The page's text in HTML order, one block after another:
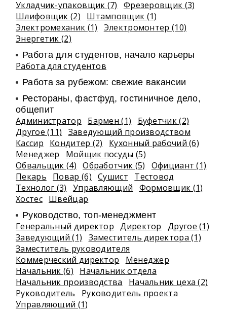
Укладчик-упаковщик (7)
Фрезеровщик (3)
Шлифовщик (2)
Штамповщик (1)
Электромеханик (1)
Электромонтер (10)
Энергетик (2)
Работа для студентов, начало карьеры
Работа для студентов
Работа за рубежом: свежие вакансии
Рестораны, фастфуд, гостиничное дело,
общепит
Администратор Бармен (1)
Буфетчик (2)
Другое (11)
Заведующий производством
Кассир
Кондитер (2)
Кухонный рабочий (6)
Менеджер
Мойщик посуды (5)
Обвальщик (4)
Обработчик (5)
Официант (1)
Пекарь
Повар (6) Сушист
Тестовод
Технолог (3)
Управляющий
Формовщик (1)
Хостес Швейцар
Руководство, топ-менеджмент
Генеральный директор Директор
Другое (1)
Заведующий (1)
Заместитель директора (1)
Заместитель руководителя
Коммерческий директор
Менеджер
Начальник (6)
Начальник отдела
Начальник производства
Начальник цеха (2)
Руководитель
Руководитель проекта
Управляющий (1)